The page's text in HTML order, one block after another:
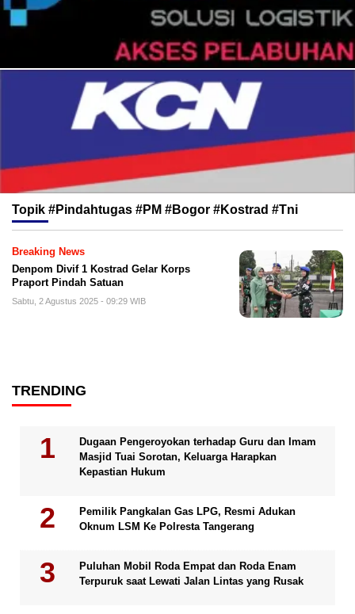
Topik #Pindahtugas #PM #Bogor #Kostrad #Tni
Breaking News
Denpom Divif 1 Kostrad Gelar Korps
Praport Pindah Satuan
Sabtu, 2 Agustus 2025 - 09:29 WIB
TRENDING
Dugaan Pengeroyokan terhadap Guru dan Imam
Masjid Tuai Sorotan, Keluarga Harapkan
Kepastian Hukum
Pemilik Pangkalan Gas LPG, Resmi Adukan
Oknum LSM Ke Polresta Tangerang
Puluhan Mobil Roda Empat dan Roda Enam
Terpuruk saat Lewati Jalan Lintas yang Rusak